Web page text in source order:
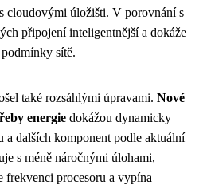
cloudovými úložišti. V porovnání s
připojení inteligentnější a dokáže
sítě.
také rozsáhlými úpravami. Nové
energie dokážou dynamicky
a dalších komponent podle aktuální
s méně náročnými úlohami,
frekvenci procesoru a vypína